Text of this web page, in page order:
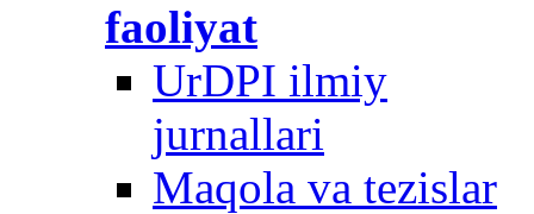
faoliyat
UrDPI ilmiy
jurnallari
Maqola va tezislar